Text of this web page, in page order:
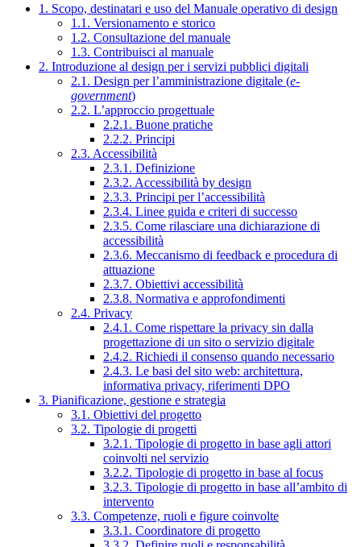
1. Scopo, destinatari e uso del Manuale operativo di design
1.1. Versionamento e storico
1.2. Consultazione del manuale
1.3. Contribuisci al manuale
2. Introduzione al design per i servizi pubblici digitali
2.1. Design per l’amministrazione digitale (e-
government)
2.2. L’approccio progettuale
2.2.1. Buone pratiche
2.2.2. Principi
2.3. Accessibilità
2.3.1. Definizione
2.3.2. Accessibilità by design
2.3.3. Principi per l’accessibilità
2.3.4. Linee guida e criteri di successo
2.3.5. Come rilasciare una dichiarazione di
accessibilità
2.3.6. Meccanismo di feedback e procedura di
attuazione
2.3.7. Obiettivi accessibilità
2.3.8. Normativa e approfondimenti
2.4. Privacy
2.4.1. Come rispettare la privacy sin dalla
progettazione di un sito o servizio digitale
2.4.2. Richiedi il consenso quando necessario
2.4.3. Le basi del sito web: architettura,
informativa privacy, riferimenti DPO
3. Pianificazione, gestione e strategia
3.1. Obiettivi del progetto
3.2. Tipologie di progetti
3.2.1. Tipologie di progetto in base agli attori
coinvolti nel servizio
3.2.2. Tipologie di progetto in base al focus
3.2.3. Tipologie di progetto in base all’ambito di
intervento
3.3. Competenze, ruoli e figure coinvolte
3.3.1. Coordinatore di progetto